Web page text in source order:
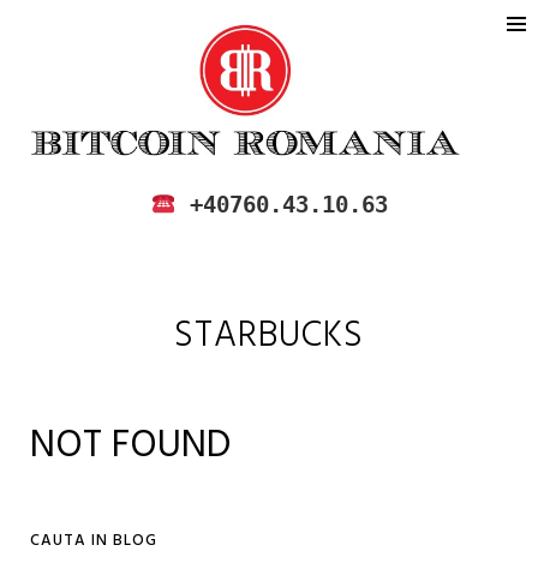
BITCOIN ROMANIA
CUMPARA SI VINDE BITCOIN IN
+40760.43.10.63
STARBUCKS
NOT FOUND
CAUTA IN BLOG